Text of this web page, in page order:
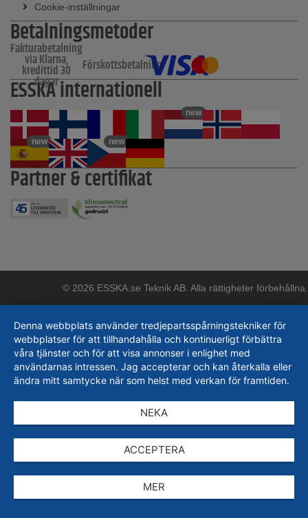
Cookie-inställningar
Betalningsmetoder
Fakturabetalning
via Klarna,
kredittid 30
dagar
Förskottsbetalning
ESSKA internationell
new
new new
Partner & certifikat
© 2026 ESSKA.se Teknik AB. Alla rättigheter förbehållna.
Denna webbplats använder tredjepartsspårningstekniker för
webbplatser för att tillhandahålla och kontinuerligt förbättra
våra tjänster och för att visa annonser i enlighet med
användarnas intressen. Jag accepterar och kan återkalla eller
ändra mitt samtycke när som helst med verkan för framtiden.
NEKA
ACCEPTERA
MER